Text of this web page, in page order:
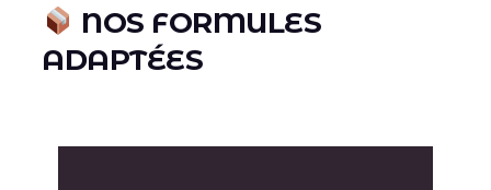
NOS FORMULES
ADAPTÉES